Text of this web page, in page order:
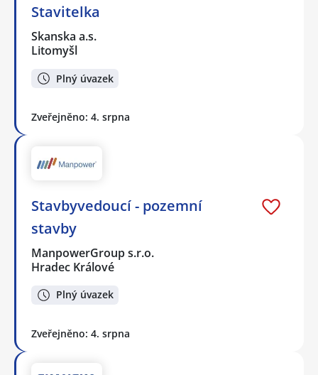
Stavitelka
Skanska a.s.
Litomyšl
Plný úvazek
Zveřejněno: 4. srpna
Stavbyvedoucí - pozemní
stavby
ManpowerGroup s.r.o.
Hradec Králové
Plný úvazek
Zveřejněno: 4. srpna